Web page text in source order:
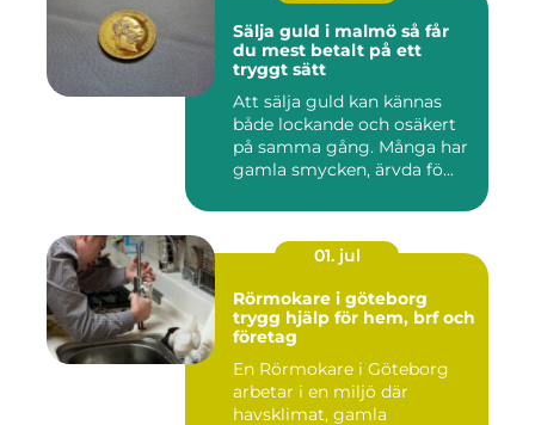
Sälja guld i malmö så får
du mest betalt på ett
tryggt sätt
Att sälja guld kan kännas
både lockande och osäkert
på samma gång. Många har
gamla smycken, ärvda fö...
01. jul
Rörmokare i göteborg
trygg hjälp för hem, brf och
företag
En Rörmokare i Göteborg
arbetar i en miljö där
havsklimat, gamla